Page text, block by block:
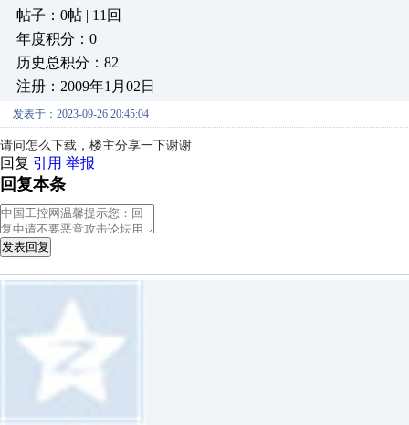
帖子：0帖 | 11回
年度积分：0
历史总积分：82
注册：2009年1月02日
发表于：2023-09-26 20:45:04
请问怎么下载，楼主分享一下谢谢
回复 引用 举报
回复本条
发表回复